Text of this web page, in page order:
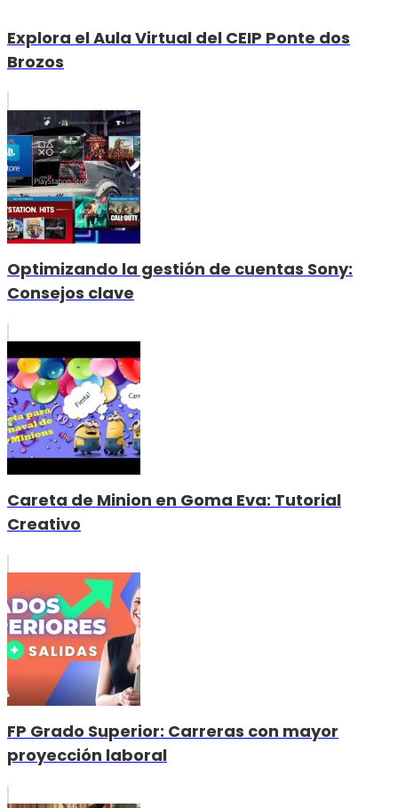
Explora el Aula Virtual del CEIP Ponte dos
Brozos
Optimizando la gestión de cuentas Sony:
Consejos clave
Careta de Minion en Goma Eva: Tutorial
Creativo
FP Grado Superior: Carreras con mayor
proyección laboral